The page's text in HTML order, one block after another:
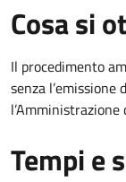
Cosa si
Il procedimento
senza
Tempi e